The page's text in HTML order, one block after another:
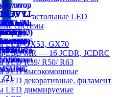
ЛСП)
настольные LED
системы
LED GX53, GX70
LED MR — 16 JCDR, JCDRC
LED R39/ R50/ R63
LED высокомощные
LED декоративные, филамент
LED диммируемые